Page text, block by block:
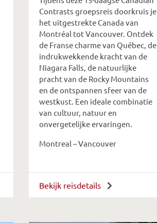
Contrasts groepsreis doorkruis je
het uitgestrekte Canada van
Montréal tot Vancouver. Ontdek
de Franse charme van Québec, de
indrukwekkende kracht van de
Niagara Falls, de natuurlijke
pracht van de Rocky Mountains
en de ontspannen sfeer van de
westkust. Een ideale combinatie
van cultuur, natuur en
onvergetelijke ervaringen.
Montreal – Vancouver
Bekijk reisdetails